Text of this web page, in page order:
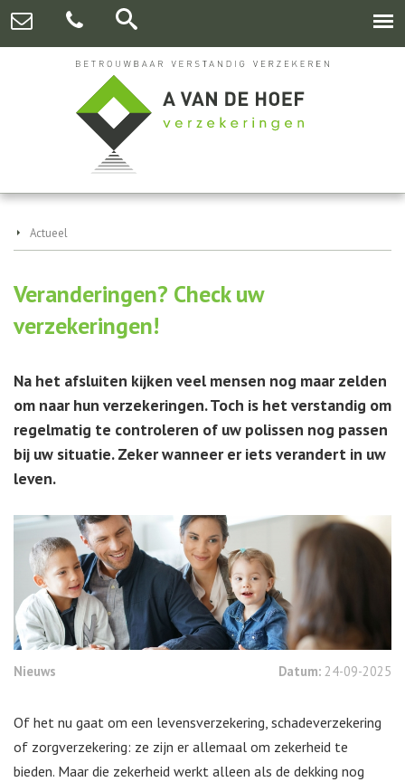
Actueel
Veranderingen? Check uw
verzekeringen!
Na het afsluiten kijken veel mensen nog maar zelden
om naar hun verzekeringen. Toch is het verstandig om
regelmatig te controleren of uw polissen nog passen
bij uw situatie. Zeker wanneer er iets verandert in uw
leven.
Nieuws Datum: 24-09-2025
Of het nu gaat om een levensverzekering, schadeverzekering
of zorgverzekering: ze zijn er allemaal om zekerheid te
bieden. Maar die zekerheid werkt alleen als de dekking nog